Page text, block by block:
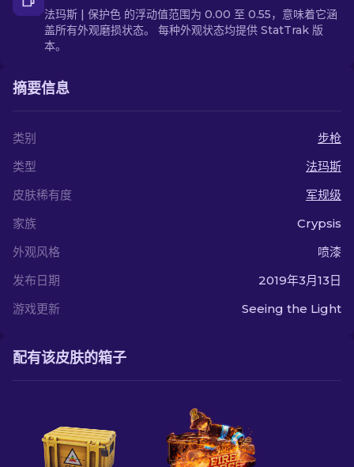
法玛斯 | 保护色 的浮动值范围为 0.00 至 0.55，意味着它涵
盖所有外观磨损状态。 每种外观状态均提供 StatTrak 版
本。
摘要信息
类别
步枪
类型
法玛斯
皮肤稀有度
军规级
家族
Crypsis
外观风格
喷漆
发布日期
2019年3月13日
游戏更新
Seeing the Light
配有该皮肤的箱子